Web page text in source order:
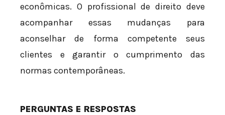
econômicas. O profissional de direito deve
acompanhar essas mudanças para
aconselhar de forma competente seus
clientes e garantir o cumprimento das
normas contemporâneas.
PERGUNTAS E RESPOSTAS